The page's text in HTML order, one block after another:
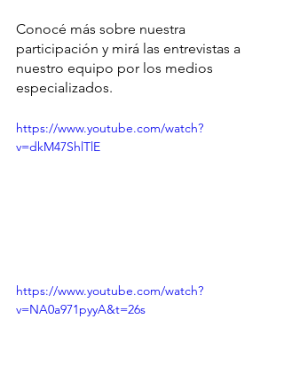
Conocé más sobre nuestra
participación y mirá las entrevistas a
nuestro equipo por los medios
especializados.
https://www.youtube.com/watch?
v=dkM47ShlTlE
https://www.youtube.com/watch?
v=NA0a971pyyA&t=26s